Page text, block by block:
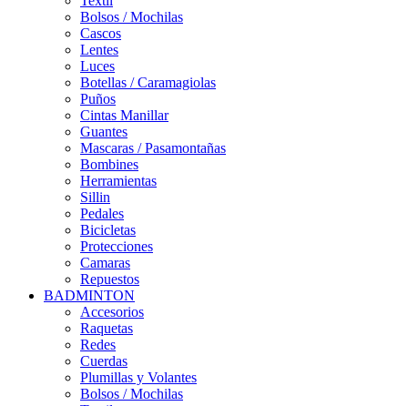
Bolsos / Mochilas
Cascos
Lentes
Luces
Botellas / Caramagiolas
Puños
Cintas Manillar
Guantes
Mascaras / Pasamontañas
Bombines
Herramientas
Sillin
Pedales
Bicicletas
Protecciones
Camaras
Repuestos
BADMINTON
Accesorios
Raquetas
Redes
Cuerdas
Plumillas y Volantes
Bolsos / Mochilas